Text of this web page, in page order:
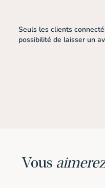
Seuls les clients
possibilité de laisser un
Vous aimerez